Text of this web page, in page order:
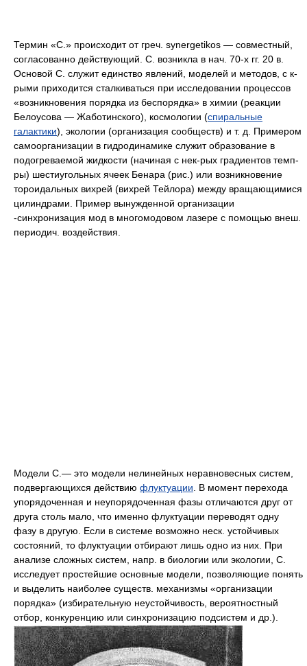
Термин «С.» происходит от греч. synergetikos — совместный,
согласованно действующий. С. возникла в нач. 70-х гг. 20 в.
Основой С. служит единство явлений, моделей и методов, с к-
рыми приходится сталкиваться при исследовании процессов
«возникновения порядка из беспорядка» в химии (реакции
Белоусова — Жаботинского), космологии (спиральные
галактики), экологии (организация сообществ) и т. д. Примером
самоорганизации в гидродинамике служит образование в
подогреваемой жидкости (начиная с нек-рых градиентов темп-
ры) шестиугольных ячеек Бенара (рис.) или возникновение
тороидальных вихрей (вихрей Тейлора) между вращающимися
цилиндрами. Пример вынужденной организации
-синхронизация мод в многомодовом лазере с помощью внеш.
периодич. воздействия.
Модели С.— это модели нелинейных неравновесных систем,
подвергающихся действию флуктуации . В момент перехода
упорядоченная и неупорядоченная фазы отличаются друг от
друга столь мало, что именно флуктуации переводят одну
фазу в другую. Если в системе возможно неск. устойчивых
состояний, то флуктуации отбирают лишь одно из них. При
анализе сложных систем, напр. в биологии или экологии, С.
исследует простейшие основные модели, позволяющие понять
и выделить наиболее существ. механизмы «организации
порядка» (избирательную неустойчивость, вероятностный
отбор, конкуренцию или синхронизацию подсистем и др.).